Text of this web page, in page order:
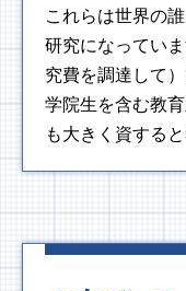
これらは世界の
研究になってい
究費を調達して
学院生を含む教
も大きく資する